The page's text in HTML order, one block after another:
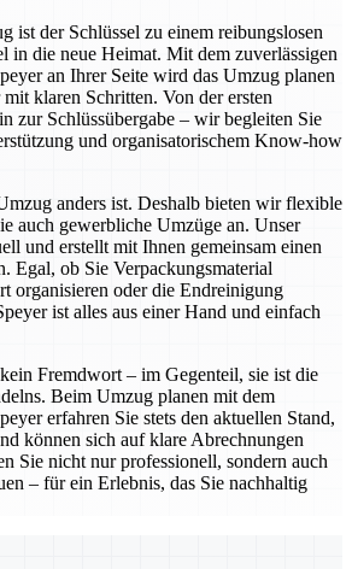
ist der Schlüssel zu einem reibungslosen
in die neue Heimat. Mit dem zuverlässigen
an Ihrer Seite wird das Umzug planen
klaren Schritten. Von der ersten
zur Schlüssübergabe – wir begleiten Sie
und organisatorischem Know-how
anders ist. Deshalb bieten wir flexible
auch gewerbliche Umzüge an. Unser
und erstellt mit Ihnen gemeinsam einen
Egal, ob Sie Verpackungsmaterial
organisieren oder die Endreinigung
ist alles aus einer Hand und einfach
Fremdwort – im Gegenteil, sie ist die
Beim Umzug planen mit dem
erfahren Sie stets den aktuellen Stand,
können sich auf klare Abrechnungen
Sie nicht nur professionell, sondern auch
– für ein Erlebnis, das Sie nachhaltig